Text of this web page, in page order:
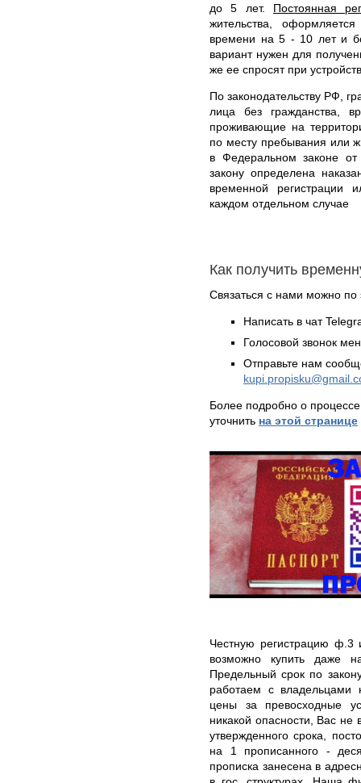
до 5 лет. Постоянная
жительства,
времени на 5 - 10 лет и
вариант нужен для
же ее спросят при
По законодательству РФ,
лица без гражданства,
проживающие на
по месту пребывания или
в Федеральном законе
закону определена
временной регистрации
каждом отдельном случае
Как получить
Связаться с нами можно по
Написать в чат
Голосовой звонок
Отправьте нам
Более подробно о
уточнить на этой странице
Честную регистрацию ф.3
возможно купить даже
Предельный срок по
работаем с владельцами
цены за превосходные
никакой опасности, Вас не
утвержденного срока,
на 1 прописанного -
прописка занесена в